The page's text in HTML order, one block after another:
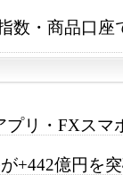
数・商品口
リ・FXスマ
+442億円を